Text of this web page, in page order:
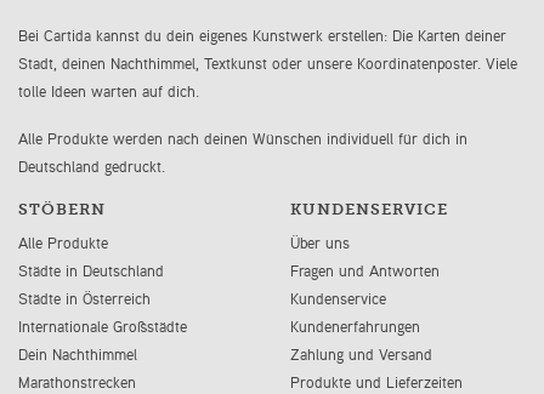
Bei Cartida kannst du dein eigenes Kunstwerk erstellen: Die Karten deiner
Stadt, deinen Nachthimmel, Textkunst oder unsere Koordinatenposter. Viele
tolle Ideen warten auf dich.
Alle Produkte werden nach deinen Wünschen individuell für dich in
Deutschland gedruckt.
STÖBERN
Alle Produkte
Städte in Deutschland
Städte in Österreich
Internationale Großstädte
Dein Nachthimmel
Marathonstrecken
KUNDENSERVICE
Über uns
Fragen und Antworten
Kundenservice
Kundenerfahrungen
Zahlung und Versand
Produkte und Lieferzeiten